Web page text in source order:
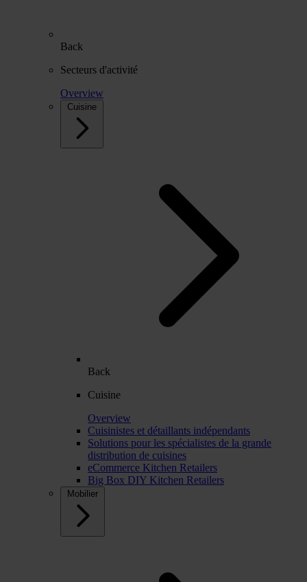
Back
Secteurs d'activité
Overview
Cuisine
Back
Cuisine
Overview
Cuisinistes et détaillants indépendants
Solutions pour les spécialistes de la grande
distribution de cuisines
eCommerce Kitchen Retailers
Big Box DIY Kitchen Retailers
Mobilier